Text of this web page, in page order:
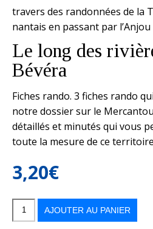
travers des randonnées de la
nantais en passant par
Le long des
Bévéra
Fiches rando. 3 fiches rando
notre dossier sur le
détaillés et minutés qui vous
toute la mesure de ce
3,20€
quantité
2012
AJOUTER AU PANIER